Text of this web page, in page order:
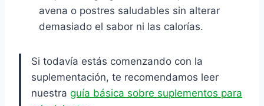
avena o postres saludables sin alterar
demasiado el sabor ni las calorías.
Si todavía estás comenzando con la
suplementación, te recomendamos leer
nuestra guía básica sobre suplementos para